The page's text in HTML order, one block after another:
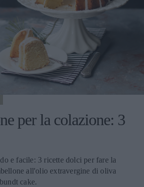
per la colazione: 3
e facile: 3 ricette dolci per fare la
all'olio extravergine di oliva
cake.